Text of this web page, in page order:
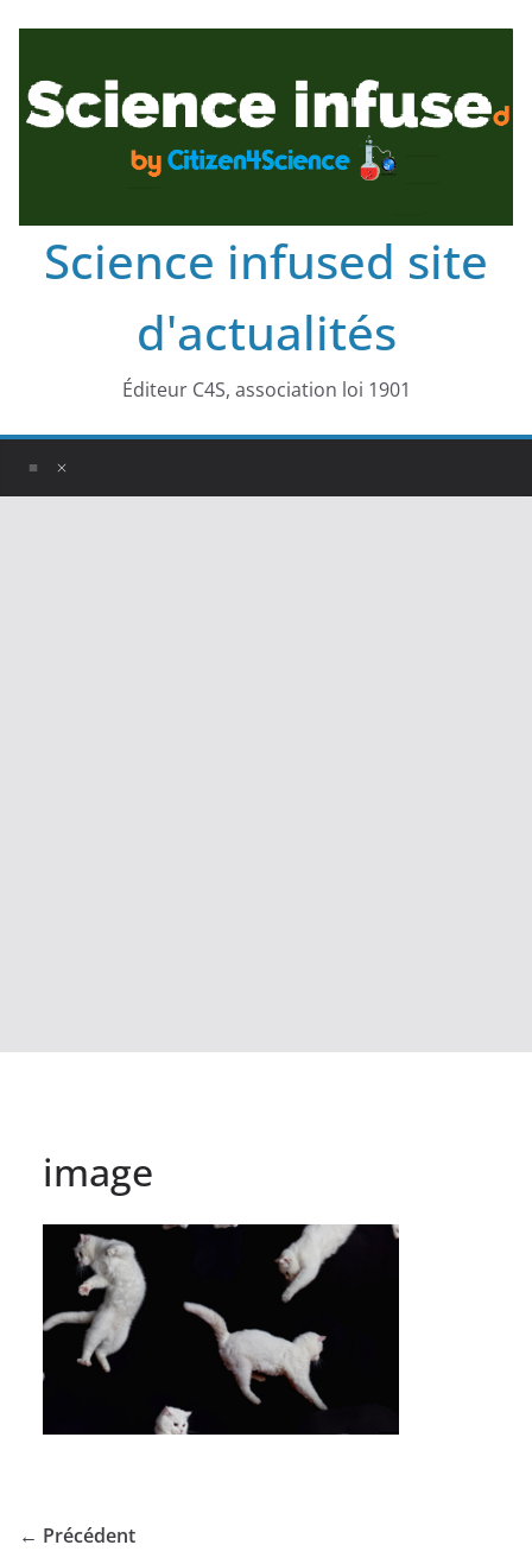
Science infused site
d'actualités
Éditeur C4S, association loi 1901
image
← Précédent